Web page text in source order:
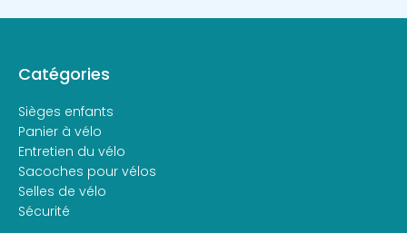
Catégories
Sièges enfants
Panier à vélo
Entretien du vélo
Sacoches pour vélos
Selles de vélo
Sécurité